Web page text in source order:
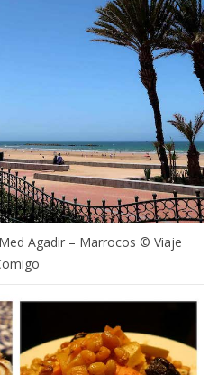
Agadir – Marrocos © Viaje